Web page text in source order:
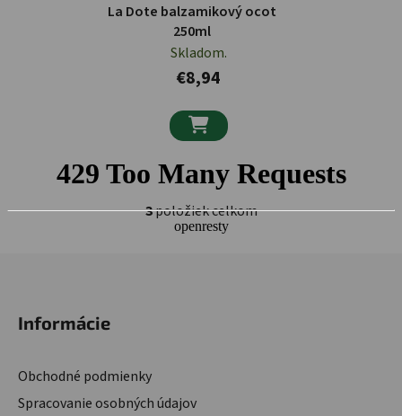
La Dote balzamikový ocot
250ml
Skladom.
€8,94

Ovládacie prvky výpisu
3položiek celkom
Informácie
Obchodné podmienky
Spracovanie osobných údajov